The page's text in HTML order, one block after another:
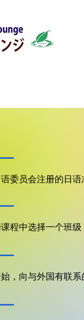
委员会注册的日语
程中选择一个班级
，向与外国有联